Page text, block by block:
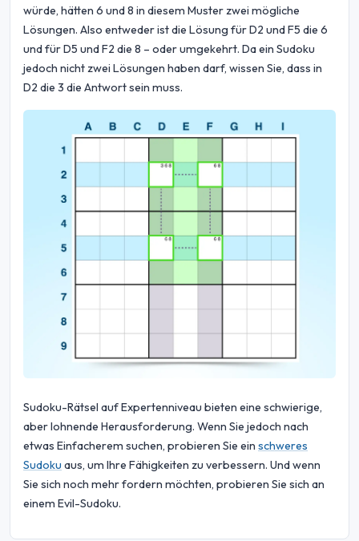
würde, hätten 6 und 8 in diesem Muster zwei mögliche
Lösungen. Also entweder ist die Lösung für D2 und F5 die 6
und für D5 und F2 die 8 – oder umgekehrt. Da ein Sudoku
jedoch nicht zwei Lösungen haben darf, wissen Sie, dass in
D2 die 3 die Antwort sein muss.
Sudoku-Rätsel auf Expertenniveau bieten eine schwierige,
aber lohnende Herausforderung. Wenn Sie jedoch nach
etwas Einfacherem suchen, probieren Sie ein schweres
Sudoku aus, um Ihre Fähigkeiten zu verbessern. Und wenn
Sie sich noch mehr fordern möchten, probieren Sie sich an
einem Evil-Sudoku.